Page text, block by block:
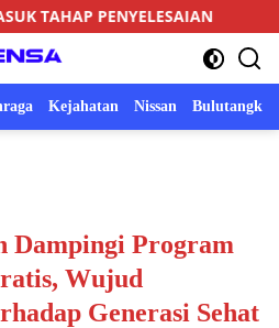
BABINSA
Kejahatan Nissan Bulutangkis
Dampingi Program
Wujud
Generasi Sehat